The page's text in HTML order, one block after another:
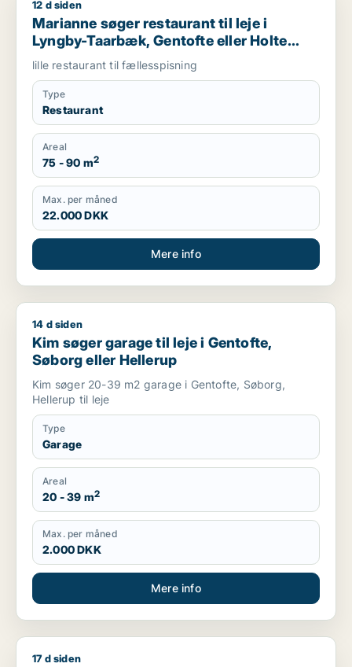
Marianne søger restaurant til leje i Lyngby-Taarbæk,
12 d siden
Marianne søger restaurant til leje i
Lyngby-Taarbæk, Gentofte eller Holte
m.fl.
lille restaurant til fællesspisning
Type
Restaurant
Areal
75 - 90 m2
Max. per måned
22.000 DKK
Mere info
Kim søger garage til leje i Gentofte, Søborg eller Hellerup
14 d siden
Kim søger garage til leje i Gentofte,
Søborg eller Hellerup
Kim søger 20-39 m2 garage i Gentofte, Søborg,
Hellerup til leje
Type
Garage
Areal
20 - 39 m2
Max. per måned
2.000 DKK
Mere info
Ken søger lager eller garage til leje i Kongens Lyngby,
17 d siden